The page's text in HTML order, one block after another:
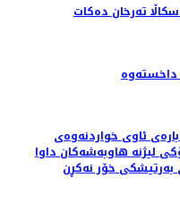
ته‌رخان ده‌كات
ئاوی خواردنەوەی
لیژنه هاوبه‌شه‌كان داوا